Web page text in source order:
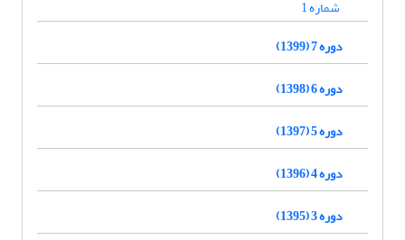
شماره 1
دوره 7 (1399)
دوره 6 (1398)
دوره 5 (1397)
دوره 4 (1396)
دوره 3 (1395)